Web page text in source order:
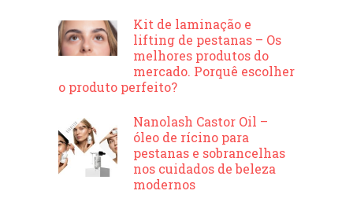
Kit de laminação e
lifting de pestanas – Os
melhores produtos do
mercado. Porquê escolher
o produto perfeito?
Nanolash Castor Oil –
óleo de rícino para
pestanas e sobrancelhas
nos cuidados de beleza
modernos